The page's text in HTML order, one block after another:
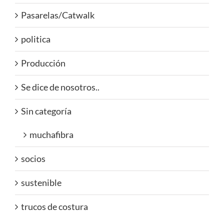
Pasarelas/Catwalk
politica
Producción
Se dice de nosotros..
Sin categoría
muchafibra
socios
sustenible
trucos de costura